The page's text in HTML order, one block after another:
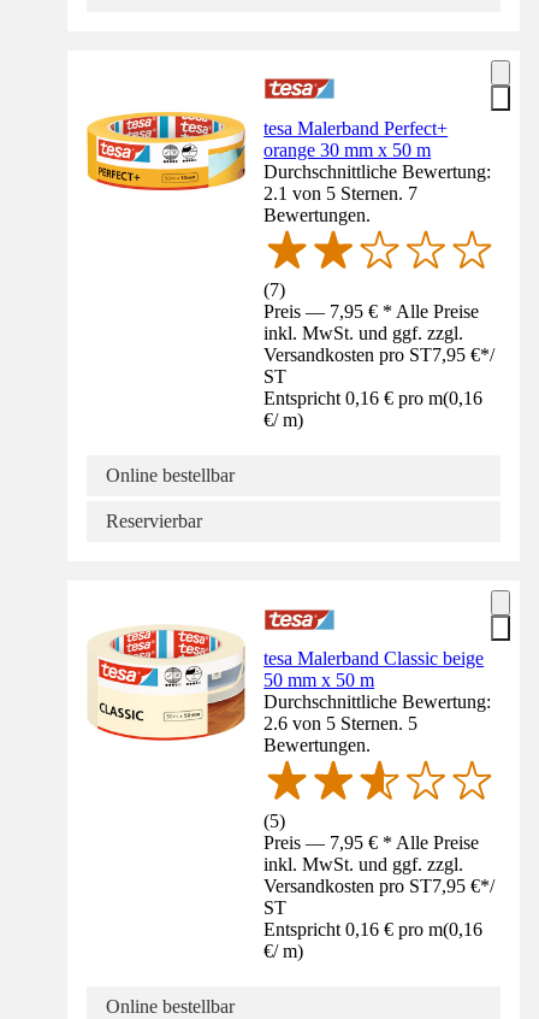
tesa Malerband Perfect+
orange 30 mm x 50 m
Durchschnittliche Bewertung:
2.1 von 5 Sternen. 7
Bewertungen.
(7)
Preis — 7,95 € * Alle Preise
inkl. MwSt. und ggf. zzgl.
Versandkosten pro ST7,95 €*/
ST
Entspricht 0,16 € pro m(0,16
€/ m)
Online bestellbar
Reservierbar
tesa Malerband Classic beige
50 mm x 50 m
Durchschnittliche Bewertung:
2.6 von 5 Sternen. 5
Bewertungen.
(5)
Preis — 7,95 € * Alle Preise
inkl. MwSt. und ggf. zzgl.
Versandkosten pro ST7,95 €*/
ST
Entspricht 0,16 € pro m(0,16
€/ m)
Online bestellbar